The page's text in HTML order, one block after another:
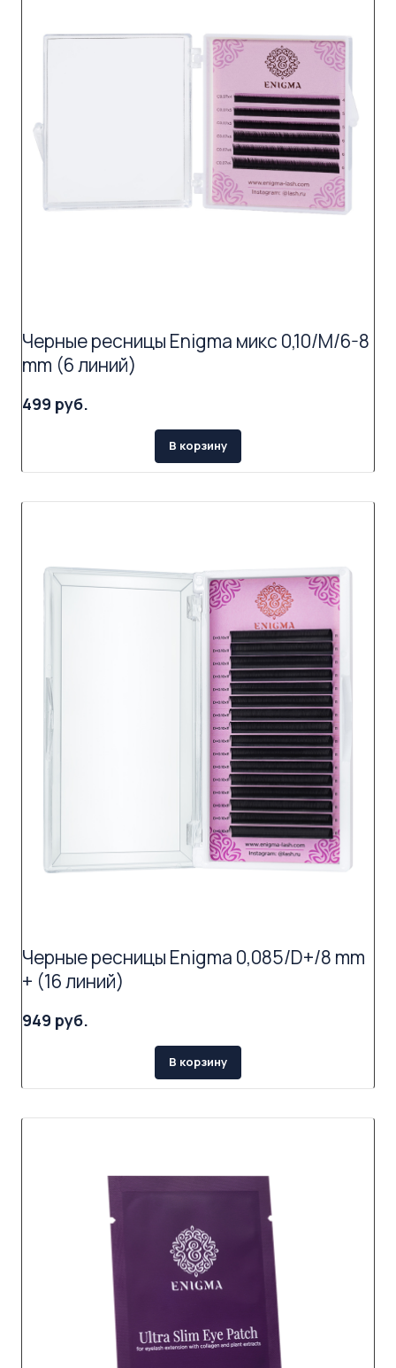
Черные ресницы Enigma микс 0,10/M/6-8
mm (6 линий)
499 руб.
В корзину
Черные ресницы Enigma 0,085/D+/8 mm
+ (16 линий)
949 руб.
В корзину